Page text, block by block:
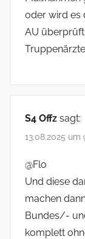
oder wird es
AU
S4 Offz sagt:
13.08.2025 um
@Flo
Und diese
machen
Bundes/-
komplett